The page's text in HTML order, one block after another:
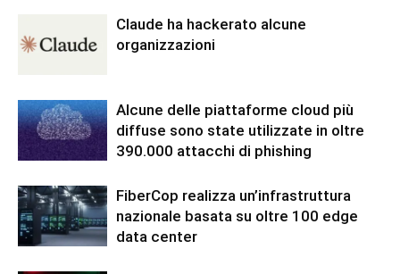
Claude ha hackerato alcune
organizzazioni
Alcune delle piattaforme cloud più
diffuse sono state utilizzate in oltre
390.000 attacchi di phishing
FiberCop realizza un’infrastruttura
nazionale basata su oltre 100 edge
data center